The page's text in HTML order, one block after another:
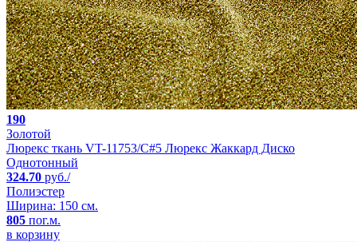
190
Золотой
Люрекс ткань VT-11753/C#5 Люрекс Жаккард Диско
Однотонный
324.70 руб./
Полиэстер
Ширина: 150 см.
805 пог.м.
в корзину